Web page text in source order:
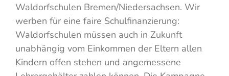
Waldorfschulen Bremen/Niedersachsen. Wir
werben für eine faire Schulfinanzierung:
Waldorfschulen müssen auch in Zukunft
unabhängig vom Einkommen der Eltern allen
Kindern offen stehen und angemessene